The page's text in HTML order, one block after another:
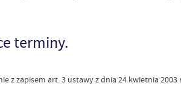
terminy.
zapisem art. 3 ustawy z dnia 24 kwietnia